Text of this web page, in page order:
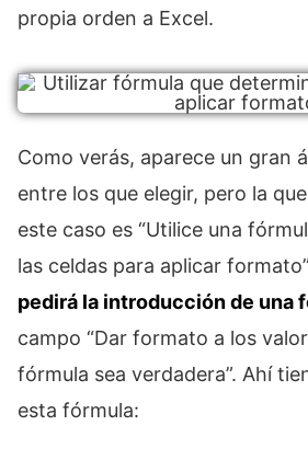
propia orden a Excel.
Como verás, aparece un gran
entre los que elegir, pero la
este caso es “Utilice una
las celdas para aplicar
pedirá la introducción de una
campo “Dar formato a los
fórmula sea verdadera”. Ahí
esta fórmula: